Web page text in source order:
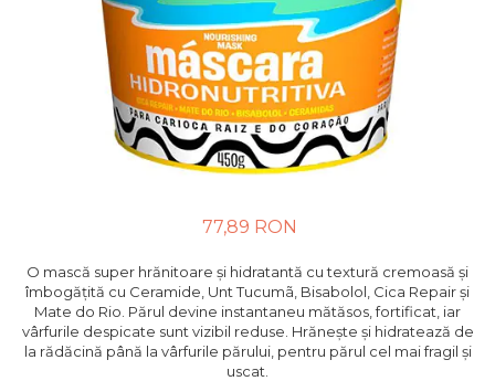
77,89 RON
O mască super hrănitoare și hidratantă cu textură cremoasă și
îmbogățită cu Ceramide, Unt Tucumã, Bisabolol, Cica Repair și
Mate do Rio. Părul devine instantaneu mătăsos, fortificat, iar
vârfurile despicate sunt vizibil reduse. Hrănește și hidratează de
la rădăcină până la vârfurile părului, pentru părul cel mai fragil și
uscat.